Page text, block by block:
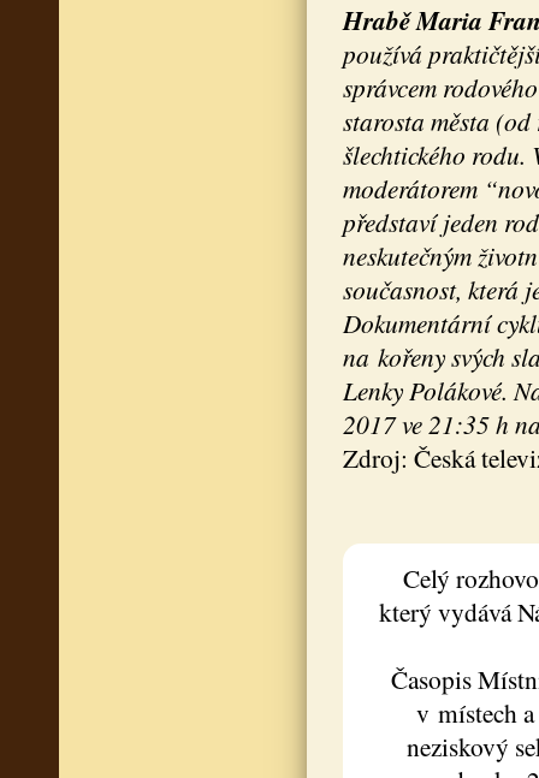
Hrabě Maria
používá
správcem
starosta města
šlechtického
moderátorem
představí jeden
neskutečným
současnost, která
Dokumentární
na kořeny svých
Lenky Polákové.
2017 ve 21:35 h
Zdroj: Česká
Celý
který vydává
Časopis
v místech
neziskový